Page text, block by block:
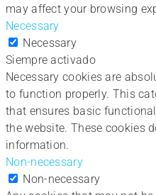
may affect your browsing
Necessary
Necessary
Siempre activado
Necessary cookies are
to function properly. This
that ensures basic
the website. These cookies
information.
Non-necessary
Non-necessary